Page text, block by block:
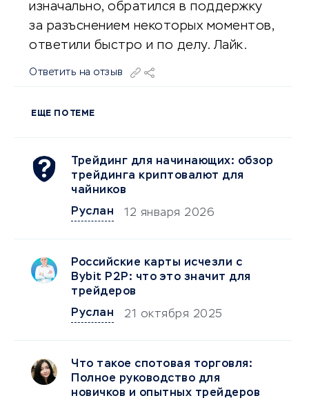
изначально, обратился в поддержку
за разъснением некоторых моментов,
ответили быстро и по делу. Лайк.
Ответить на отзыв
ЕЩЕ ПО ТЕМЕ
Трейдинг для начинающих: обзор
трейдинга криптовалют для
чайников
Руслан
12 января 2026
Российские карты исчезли с
Bybit P2P: что это значит для
трейдеров
Руслан
21 октября 2025
Что такое спотовая торговля:
Полное руководство для
новичков и опытных трейдеров